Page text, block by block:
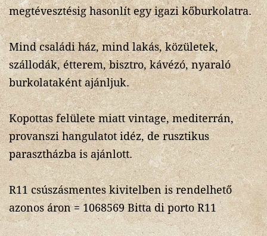
megtévesztésig hasonlít egy igazi kőburkolatra.
Mind családi ház, mind lakás, közületek,
szállodák, étterem, bisztro, kávézó, nyaraló
burkolataként ajánljuk.
Kopottas felülete miatt vintage, mediterrán,
provanszi hangulatot idéz, de rusztikus
parasztházba is ajánlott.
R11 csúszásmentes kivitelben is rendelhető
azonos áron = 1068569 Bitta di porto R11